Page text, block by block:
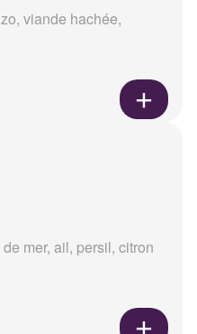
viande hachée,
mer, ail, persil, citron